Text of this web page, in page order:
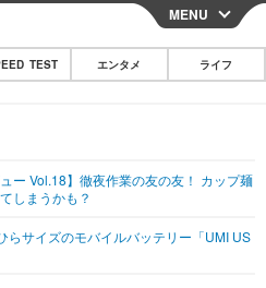
CLOSE
ガジェット・ツール
その他
MENU
TEST エンタメ ライフ
ー Vol.18】徹夜作業の友の友！ カップ麺
しまうかも？
らサイズのモバイルバッテリー「UMI US